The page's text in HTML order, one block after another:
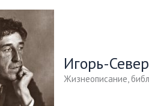
Игорь-
Жизнеописание,